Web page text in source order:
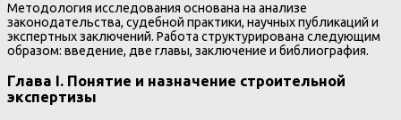
Методология исследования основана на анализе
законодательства, судебной практики, научных публикаций и
экспертных заключений. Работа структурирована следующим
образом: введение, две главы, заключение и библиография.
Глава I. Понятие и назначение строительной
экспертизы